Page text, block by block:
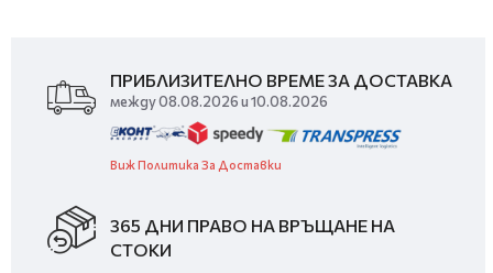
ПРИБЛИЗИТЕЛНО ВРЕМЕ ЗА ДОСТАВКА
между 08.08.2026 и 10.08.2026
Виж Политика За Доставки
365 ДНИ ПРАВО НА ВРЪЩАНЕ НА
СТОКИ